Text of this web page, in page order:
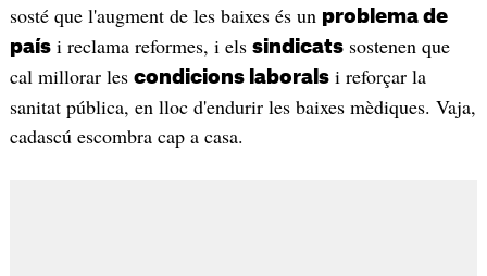
sosté que l'augment de les baixes és un problema de
paísi reclama reformes, i els sindicatssostenen que
cal millorar les condicions laboralsi reforçar la
sanitat pública, en lloc d'endurir les baixes mèdiques. Vaja,
cadascú escombra cap a casa.